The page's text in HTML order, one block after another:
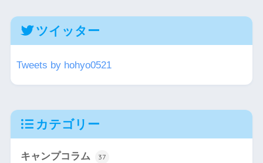
ツイッター
Tweets by hohyo0521
カテゴリー
キャンプコラム 37